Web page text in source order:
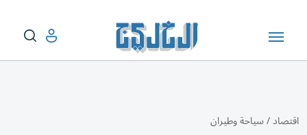
اقتصاد/سياحة وطيران